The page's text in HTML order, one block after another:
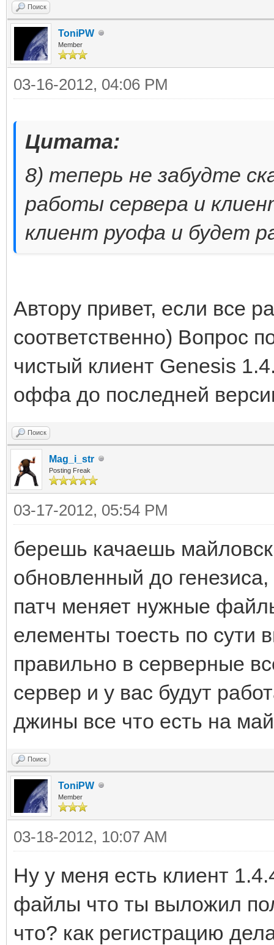
Поиск
ToniPW
Member
03-16-2012, 04:06 PM
Цитата:
8) теперь не забудте
работы сервера и
клиент руофа и будет
Автору привет, если все
соответственно) Вопрос
чистый клиент Genesis
оффа до последней
Поиск
Mag_i_str
Posting Freak
03-17-2012, 05:54 PM
берешь качаешь
обновленный до
патч меняет нужные
елементы тоесть по сути
правильно в серверные
сервер и у вас будут
джины все что есть на
Поиск
ToniPW
Member
03-18-2012, 10:07 AM
Ну у меня есть клиент
файлы что ты выложил
что? как регистрацию